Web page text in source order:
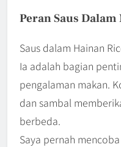
Peran Saus
Saus dalam Hainan
Ia adalah bagian
pengalaman makan.
dan sambal
berbeda.
Saya pernah